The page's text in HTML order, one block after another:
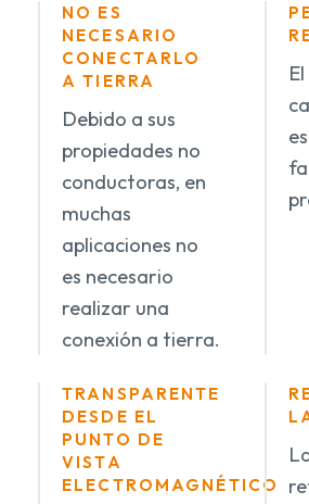
NO ES
NECESARIO
CONECTARLO
A TIERRA
Debido a sus
propiedades no
conductoras, en
muchas
aplicaciones no
es necesario
realizar una
conexión a tierra.
TRANSPARENTE
DESDE EL
PUNTO DE
VISTA
ELECTROMAGNÉTICO